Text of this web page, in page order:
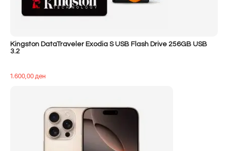
Kingston DataTraveler Exodia S USB Flash Drive 256GB USB
3.2
1.600,00ден